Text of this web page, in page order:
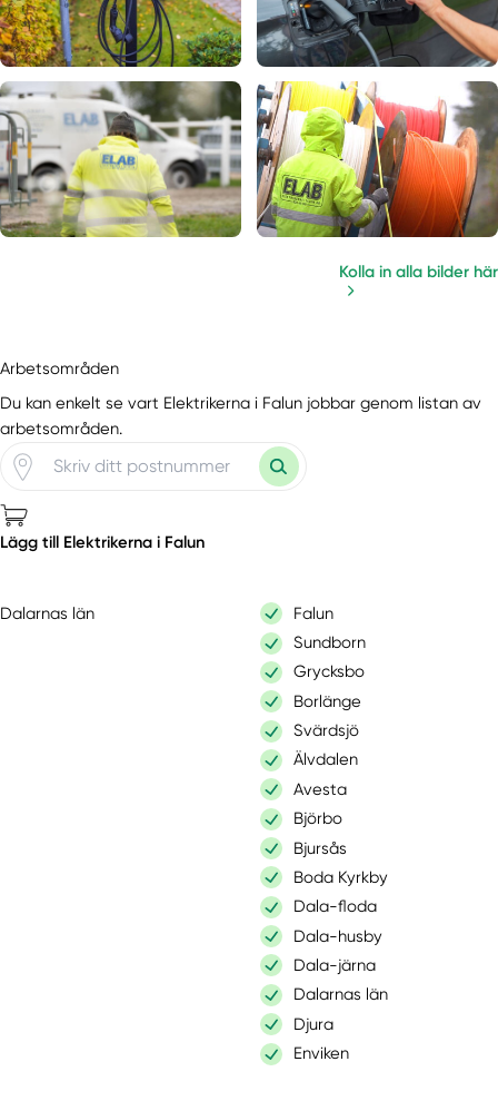
Kolla in alla bilder här
Arbetsområden
Du kan enkelt se vart Elektrikerna i Falun jobbar genom listan av
arbetsområden.
Lägg till Elektrikerna i Falun
Dalarnas län
Falun
Sundborn
Grycksbo
Borlänge
Svärdsjö
Älvdalen
Avesta
Björbo
Bjursås
Boda Kyrkby
Dala-floda
Dala-husby
Dala-järna
Dalarnas län
Djura
Enviken